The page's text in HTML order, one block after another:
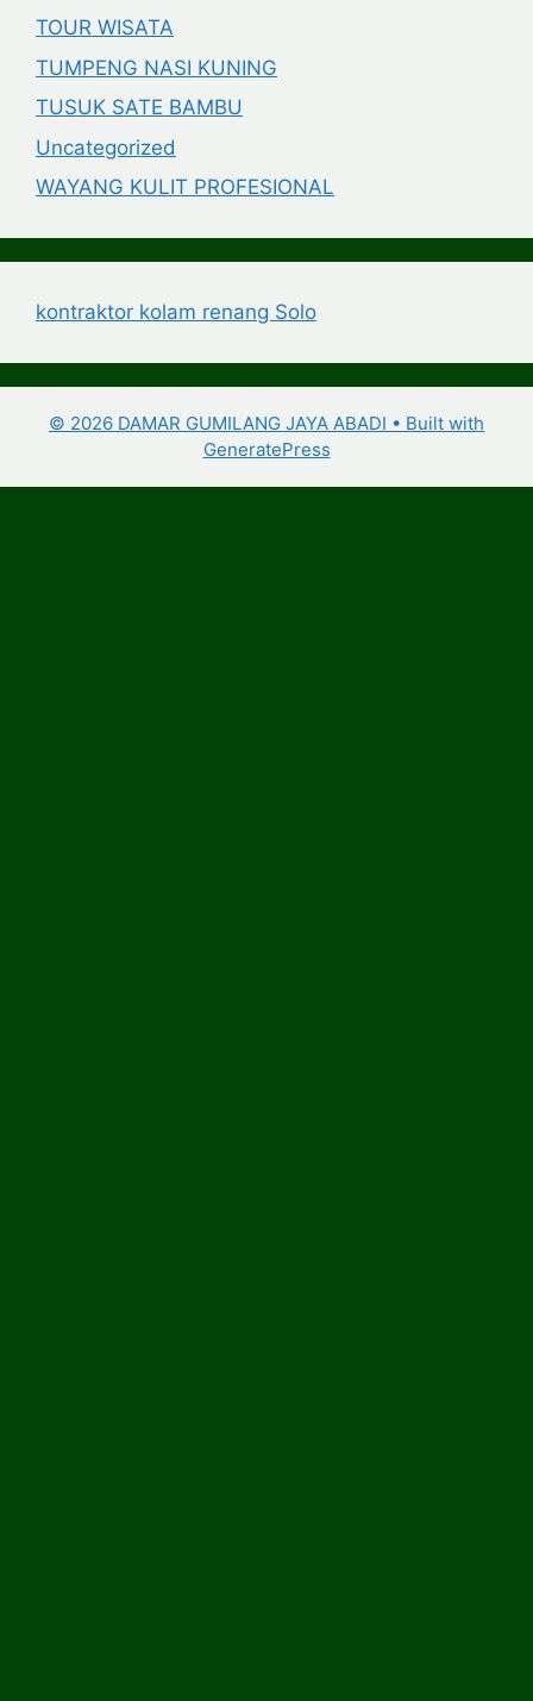
TOUR WISATA
TUMPENG NASI KUNING
TUSUK SATE BAMBU
Uncategorized
WAYANG KULIT PROFESIONAL
kontraktor kolam renang Solo
© 2026 DAMAR GUMILANG JAYA ABADI • Built with
GeneratePress